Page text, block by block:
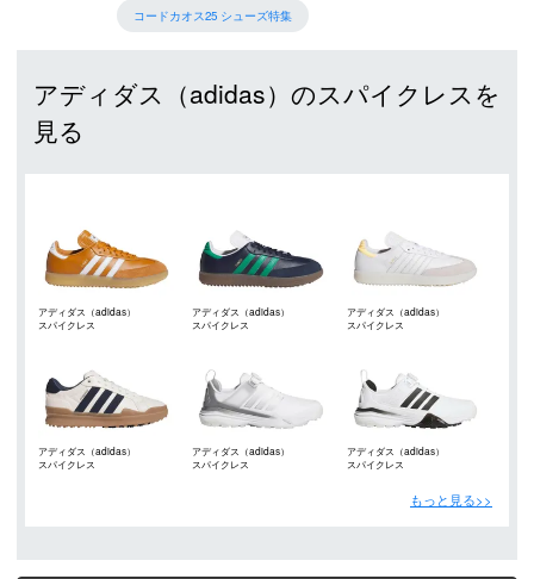
コードカオス25 シューズ特集
アディダス（adidas）のスパイクレスを
見る
アディダス（adidas）
スパイクレス
アディダス（adidas）
スパイクレス
アディダス（adidas）
スパイクレス
アディダス（adidas）
スパイクレス
アディダス（adidas）
スパイクレス
アディダス（adidas）
スパイクレス
もっと見る>>